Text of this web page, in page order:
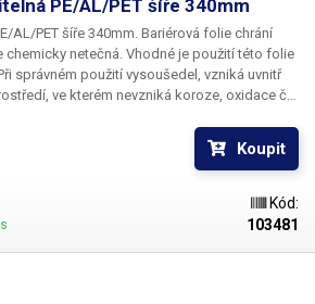
PE/AL/PET šíře 340mm
AL/PET šíře 340mm.
chemicky netečná. Vhodné je použití této folie
správném použití vysoušedel, vzniká uvnitř
ve kterém nevzniká koroze, oxidace či
součástek a dílů, které jsou
atest, není
s našimi automatickými baličkami.
funguje například v kombinaci s pákovou
Koupit
Kód:
103481